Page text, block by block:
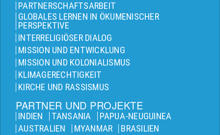
PARTNERSCHAFTSARBEIT
GLOBALES LERNEN IN ÖKUMENISCHER
PERSPEKTIVE
INTERRELIGIÖSER DIALOG
MISSION UND ENTWICKLUNG
MISSION UND KOLONIALISMUS
KLIMAGERECHTIGKEIT
KIRCHE UND RASSISMUS
PARTNER UND PROJEKTE
INDIEN TANSANIA
PAPUA-NEUGUINEA
AUSTRALIEN
MYANMAR BRASILIEN